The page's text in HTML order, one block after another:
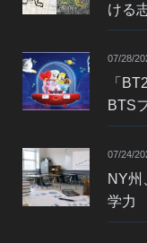
ける
07/28/
「
BTS
07/24/
NY州
学力